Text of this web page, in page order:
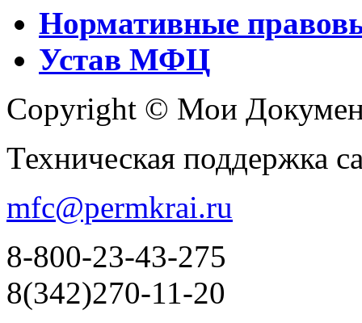
Нормативные
Устав МФЦ
Copyright © Мои
Техническая поддержка
mfc@permkrai.ru
8-800-23-43-275
8(342)270-11-20